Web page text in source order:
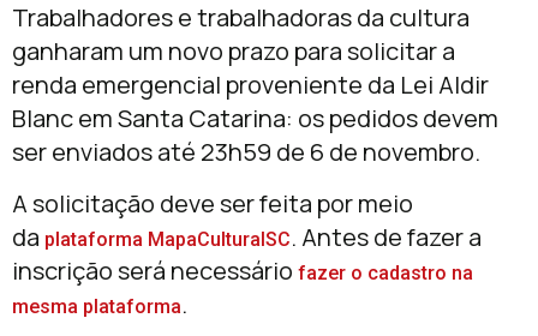
Trabalhadores e trabalhadoras da cultura
ganharam um novo prazo para solicitar a
renda emergencial proveniente da Lei Aldir
Blanc em Santa Catarina: os pedidos devem
ser enviados até 23h59 de 6 de novembro.
A solicitação deve ser feita por meio
da plataforma MapaCulturalSC. Antes de fazer a
inscrição será necessário fazer o cadastro na
mesma plataforma.